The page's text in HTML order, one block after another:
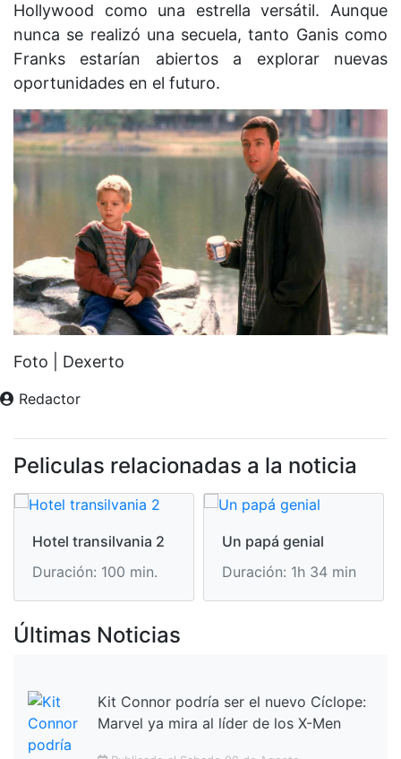
Hollywood como una estrella versátil. Aunque
nunca se realizó una secuela, tanto Ganis como
Franks estarían abiertos a explorar nuevas
oportunidades en el futuro.
Foto | Dexerto
Redactor
Peliculas relacionadas a la noticia
Hotel transilvania 2
Duración: 100 min.
Un papá genial
Duración: 1h 34 min
Últimas Noticias
Kit Connor podría ser el nuevo Cíclope:
Marvel ya mira al líder de los X-Men